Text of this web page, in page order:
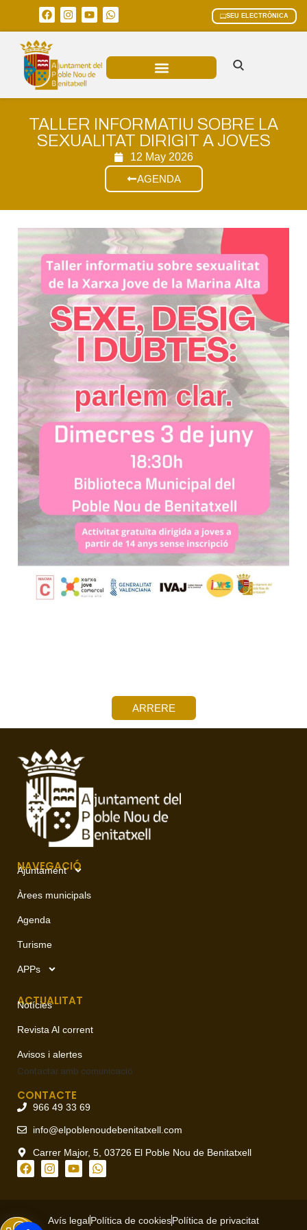
SEU ELECTRÒNICA
TALLER INFORMATIU SOBRE LA
SEXUALITAT DIRIGIT A JOVES
12 May 2026
AGENDA
ARRERE
NAVEGACIÓ
Ajuntament
Àrees municipals
Agenda
Turisme
APPs
ACTUALITAT
Notícies
Revista Al corrent
Avisos i alertes
Contactar amb comunicació
CONTACTE
966 49 33 69
info@elpoblenoudebenitatxell.com
Carrer Major, 5, 03726 El Poble Nou de Benitatxell
Avís legalPolítica de cookiesPolítica de privacitat